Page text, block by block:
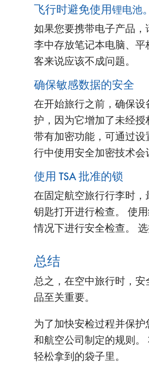
飞行时避免使用锂电池。
如果您要携带电子产品
李中存放笔记本电脑、
客来说应该不成问题。
确保敏感数据的安全
在开始旅行之前，确保设
护，因为它增加了未经
带有加密功能，可通过
行中使用安全加密技术会
使用 TSA 批准的锁
在固定航空旅行行李时，
钥匙打开进行检查。 使
情况下进行安全检查。
总结
总之，在空中旅行时，
品至关重要。
为了加快安检过程并保
和航空公司制定的规则
轻松拿到的袋子里。